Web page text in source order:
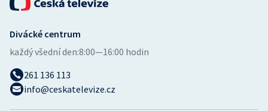
Divácké centrum
každý všední den:8:00—16:00 hodin
261 136 113
info@ceskatelevize.cz